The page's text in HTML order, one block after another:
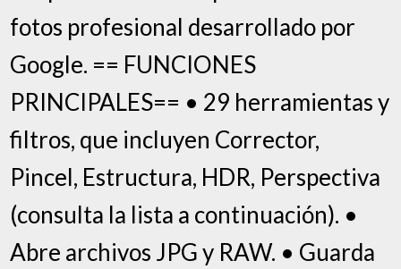
fotos profesional desarrollado por
Google. == FUNCIONES
PRINCIPALES== • 29 herramientas y
filtros, que incluyen Corrector,
Pincel, Estructura, HDR, Perspectiva
(consulta la lista a continuación). •
Abre archivos JPG y RAW. • Guarda